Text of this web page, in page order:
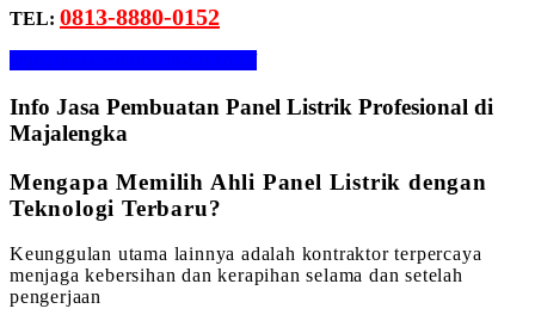
TEL: 0813-8880-0152
Info Jasa Pembuatan Panel Listrik Profesional di
Majalengka
Mengapa Memilih Ahli Panel Listrik dengan
Teknologi Terbaru?
Keunggulan utama lainnya adalah kontraktor terpercaya
menjaga kebersihan dan kerapihan selama dan setelah
pengerjaan